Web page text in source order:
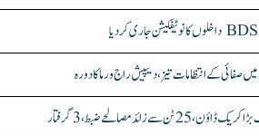
صفائی کے انتظامات تیز، دیپیش راج ورما کا دورہ
مصالحے ضبط، 3 گرفتار